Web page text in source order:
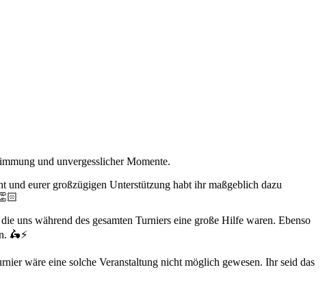
und unvergesslicher Momente.
und eurer großzügigen Unterstützung habt ihr maßgeblich dazu
uns während des gesamten Turniers eine große Hilfe waren. Ebenso
🛵⚡
wäre eine solche Veranstaltung nicht möglich gewesen. Ihr seid das